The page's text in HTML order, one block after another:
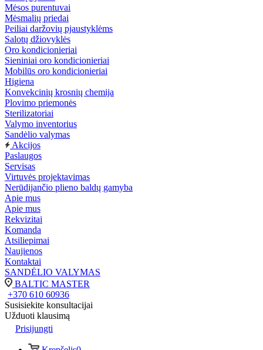
Mėsos purentuvai
Mėsmalių priedai
Peiliai daržovių pjaustyklėms
Salotų džiovyklės
Oro kondicionieriai
Sieniniai oro kondicionieriai
Mobilūs oro kondicionieriai
Higiena
Konvekcinių krosnių chemija
Plovimo priemonės
Sterilizatoriai
Valymo inventorius
Sandėlio valymas
Akcijos
Paslaugos
Servisas
Virtuvės projektavimas
Nerūdijančio plieno baldų gamyba
Apie mus
Apie mus
Rekvizitai
Komanda
Atsiliepimai
Naujienos
Kontaktai
SANDĖLIO VALYMAS
BALTIC MASTER
+370 610 60936
Susisiekite konsultacijai
Užduoti klausimą
Prisijungti